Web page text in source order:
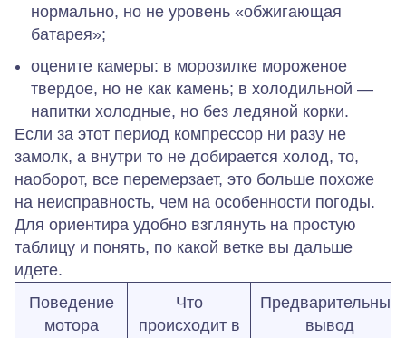
нормально, но не уровень «обжигающая
батарея»;
оцените камеры: в морозилке мороженое
твердое, но не как камень; в холодильной —
напитки холодные, но без ледяной корки.
Если за этот период компрессор ни разу не
замолк, а внутри то не добирается холод, то,
наоборот, все перемерзает, это больше похоже
на неисправность, чем на особенности погоды.
Для ориентира удобно взглянуть на простую
таблицу и понять, по какой ветке вы дальше
идете.
Поведение
мотора
Что
происходит в
Предварительный
вывод